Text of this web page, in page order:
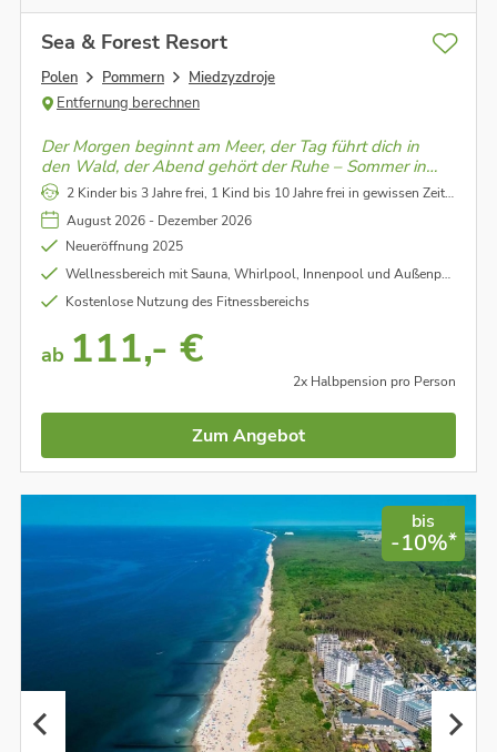
Sea & Forest Resort
Polen Pommern
Miedzyzdroje
Entfernung berechnen
Der Morgen beginnt am Meer, der Tag führt dich in
den Wald, der Abend gehört der Ruhe – Sommer in
Międzyzdroje fühlt sich mühelos gut an.
2 Kinder bis 3 Jahre frei, 1 Kind bis 10 Jahre frei in gewissen Zeiträumen (siehe Konditionen)
August 2026 - Dezember 2026
Neueröffnung 2025
Wellnessbereich mit Sauna, Whirlpool, Innenpool und Außenpool
Kostenlose Nutzung des Fitnessbereichs
ab 111,- €
2x Halbpension pro Person
Zum Angebot
bis
-10%*